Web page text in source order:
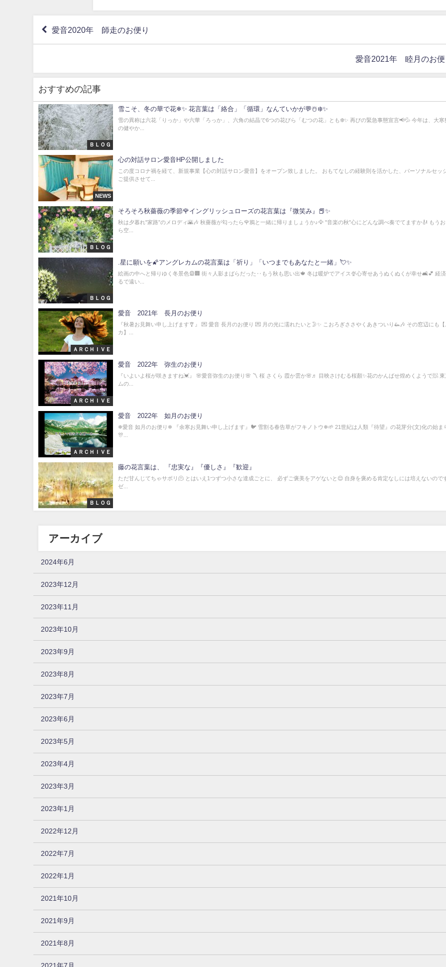
愛音2020年 師走のお便り
愛音2021年 睦月のお便
おすすめの記事
ＢＬＯＧ
雪こそ、冬の華で花❄✨ 花言葉は「絡合」「循環」なんていかが💬☃️❄️✨
雪の異称は六花「りっか」や六華「ろっか」、六角の結晶で6つの花びら「むつの花」とも❄️✨ 再びの緊急事態宣言📢💦 今年は、大寒
の健やか...
NEWS
心の対話サロン愛音HP公開しました
この度コロナ禍を経て、新規事業【心の対話サロン愛音】をオープン致しました。 おもてなしの経験則を活かした、パーソナルセッ
ご提供させて...
ＢＬＯＧ
そろそろ秋薔薇の季節🌹イングリッシュローズの花言葉は『微笑み』📕✨
秋は夕暮れ"家路”のメロディ🌇🎶 秋薔薇が匂ったら🌹鴉と一緒に帰りましょうか♪🦅 "音楽の秋"心にどんな調べ奏でてますか🎻 もう
ら空...
ＢＬＯＧ
.星に願いを🌠アングレカムの花言葉は「祈り」「いつまでもあなたと一緒」💘✨
絵画の中へと帰りゆく冬景色🎡🏢 街々人影まばらだった‥もう秋も思い出🍁 冬は暖炉でアイス🍨心寄せあうぬくぬくが幸せ🛋️💕 経
るで遠い...
ＡＲＣＨＩＶＥ
愛音 2021年 長月のお便り
『秋暑お見舞い申し上げます🎐』 💌 愛音 長月のお便り 💌 月の光に濡れたいと🌛✨ こおろぎささやくあきついり🦗🎶 その窓辺にも
カ】...
ＡＲＣＨＩＶＥ
愛音 2022年 弥生のお便り
『いよいよ桜が咲きますね💓』 🌸愛音弥生のお便り🌸 〽 桜 さくら 霞か雲か🌸♬ 目映さけむる桜顏✨花のかんばせ煌めくようで🧖
ムの...
ＡＲＣＨＩＶＥ
愛音 2022年 如月のお便り
❄愛音 如月のお便り❄ 『余寒お見舞い申し上げます』🐦 雪割る春告草がフキノトウ❄🌱 21世紀は人類『待望』の花芽分(文)化の始ま
🎊...
ＢＬＯＧ
藤の花言葉は、 『忠実な』『優しさ』『歓迎』
ただ甘んじてちゃサボリ🫠 とはいえ1つずつ小さな達成ごとに、 必ずご褒美をアゲないと😌 自身を褒める肯定なしには培えないので
ゼ...
アーカイブ
2024年6月
2023年12月
2023年11月
2023年10月
2023年9月
2023年8月
2023年7月
2023年6月
2023年5月
2023年4月
2023年3月
2023年1月
2022年12月
2022年7月
2022年1月
2021年10月
2021年9月
2021年8月